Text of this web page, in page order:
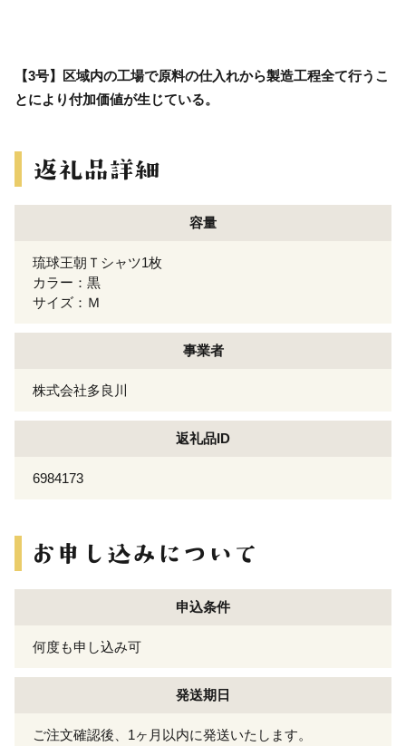
【3号】区域内の工場で原料の仕入れから製造工程全て行うこ
とにより付加価値が生じている。
容量
琉球王朝Ｔシャツ1枚
カラー：黒
サイズ：Ｍ
事業者
株式会社多良川
返礼品ID
6984173
申込条件
何度も申し込み可
発送期日
ご注文確認後、1ヶ月以内に発送いたします。